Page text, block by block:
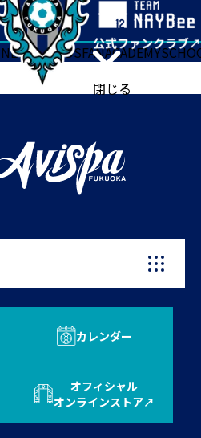
閉じる
NEWSGOODSFANACADEMY
カレンダー
オフィシャル
オンラインストア